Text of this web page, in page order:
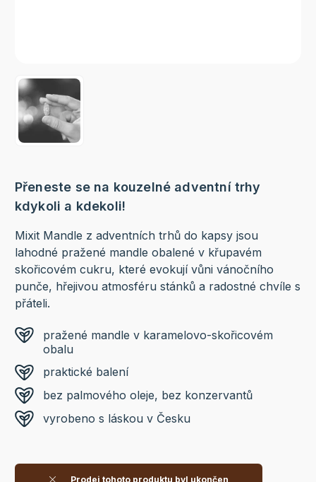
Přeneste se na kouzelné adventní trhy
kdykoli a kdekoli!
Mixit Mandle z adventních trhů do kapsy jsou
lahodné pražené mandle obalené v křupavém
skořicovém cukru, které evokují vůni vánočního
punče, hřejivou atmosféru stánků a radostné chvíle s
přáteli.
pražené mandle v karamelovo-skořicovém
obalu
praktické balení
bez palmového oleje, bez konzervantů
vyrobeno s láskou v Česku
Prodej tohoto produktu byl ukončen